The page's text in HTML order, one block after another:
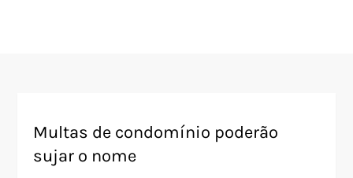
Multas de condomínio poderão
sujar o nome